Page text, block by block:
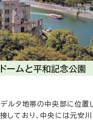
ルタ地帯の中央部に位置
しており、中央には元安